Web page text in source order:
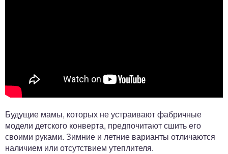
Будущие мамы, которых не устраивают фабричные
модели детского конверта, предпочитают сшить его
своими руками. Зимние и летние варианты отличаются
наличием или отсутствием утеплителя.